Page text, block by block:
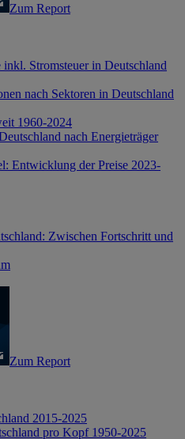
Zum Report
inkl. Stromsteuer in Deutschland
nach Sektoren in Deutschland
1960-2024
nach Energieträger
Entwicklung der Preise 2023-
Zwischen Fortschritt und
Zum Report
2015-2025
pro Kopf 1950-2025